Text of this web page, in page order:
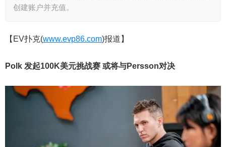
创建账户并充值。
【EV扑克(www.evp86.com)报道】
Polk 发起100K美元挑战赛 或将与Persson对决